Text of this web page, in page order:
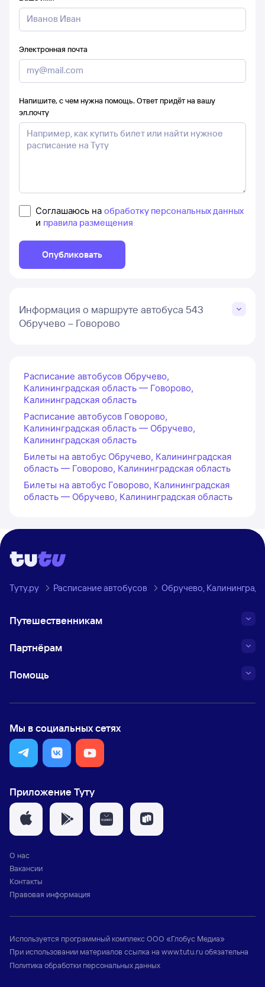
Электронная почта
Напишите, с чем нужна помощь. Ответ придёт на вашу
эл.почту
Соглашаюсь на обработку персональных данных
и правила размещения
Опубликовать
Информация о маршруте автобуса 543
Обручево – Говорово
Расписание автобусов Обручево,
Калининградская область — Говорово,
Калининградская область
Расписание автобусов Говорово,
Калининградская область — Обручево,
Калининградская область
Билеты на автобус Обручево, Калининградская
область — Говорово, Калининградская область
Билеты на автобус Говорово, Калининградская
область — Обручево, Калининградская область
Туту.ру Расписание автобусов Обручево,
Путешественникам
Партнёрам
Помощь
Мы в социальных сетях
Приложение Туту
О нас
Вакансии
Контакты
Правовая информация
Используется программный комплексООО «Глобус Медиа»
При использовании материалов ссылка на www.tutu.ruобязательна
Политика обработки персональных данных